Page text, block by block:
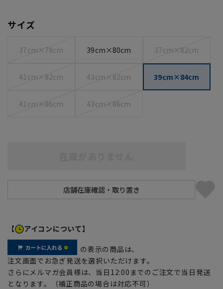
サイズ
37cm×78cm 39cm×80cm 37cm×82cm
41cm×82cm 43cm×82cm 39cm×84cm
41cm×86cm 43cm×86cm
【 アイコンについて】
の表示の商品は、
注文画面でお急ぎ発送を選択いただけます。
さらにメルマガ会員様は、当日12:00までのご注文で当日発送
となります。（補正商品の場合は対応不可）